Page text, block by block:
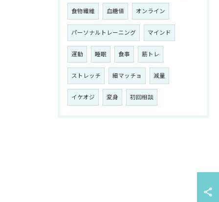
食物繊維 血糖値 オンライン
パーソナルトレーニング マインド
運動 睡眠 食事 筋トレ
ストレッチ 細マッチョ 減量
イケオジ 変身 初回相談